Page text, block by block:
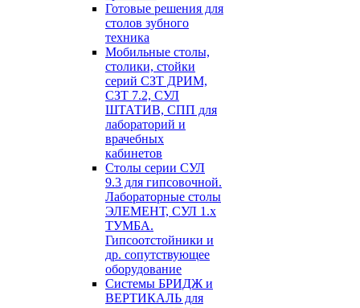
Готовые решения для
столов зубного
техника
Мобильные столы,
столики, стойки
серий СЗТ ДРИМ,
СЗТ 7.2, СУЛ
ШТАТИВ, СПП для
лабораторий и
врачебных
кабинетов
Столы серии СУЛ
9.3 для гипсовочной.
Лабораторные столы
ЭЛЕМЕНТ, СУЛ 1.х
ТУМБА.
Гипсоотстойники и
др. сопутствующее
оборудование
Системы БРИДЖ и
ВЕРТИКАЛЬ для